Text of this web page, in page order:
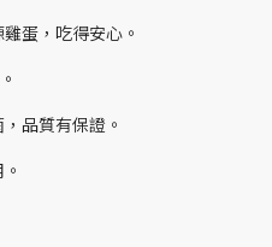
蛋，吃得安心。
品質有保證。